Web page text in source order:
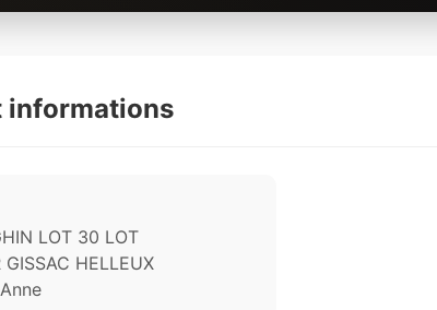
informations
LOT 30 LOT
GISSAC HELLEUX